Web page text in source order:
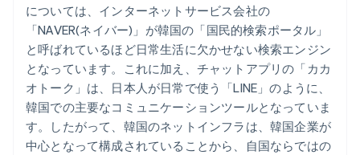
については、インターネットサービス会社の
「NAVER(ネイバー)」が韓国の「国民的検索ポータル」
と呼ばれているほど日常生活に欠かせない検索エンジン
となっています。これに加え、チャットアプリの「カカ
オトーク」は、日本人が日常で使う「LINE」のように、
韓国での主要なコミュニケーションツールとなっていま
す。したがって、韓国のネットインフラは、韓国企業が
中心となって構成されていることから、自国ならではの